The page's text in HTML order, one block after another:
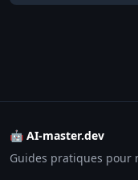
🤖 AI-master.dev
Guides pratiques pour